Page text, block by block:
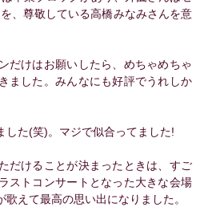
、尊敬している高橋みなみさんを意
けはお願いしたら、めちゃめちゃ
ました。みんなにも好評でうれしか
た(笑)。マジで似合ってました!
けることが決まったときは、すご
ストコンサートとなった大きな会場
えて最高の思い出になりました。